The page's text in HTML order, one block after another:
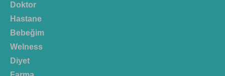
Doktor
Hastane
Bebeğim
Welness
Diyet